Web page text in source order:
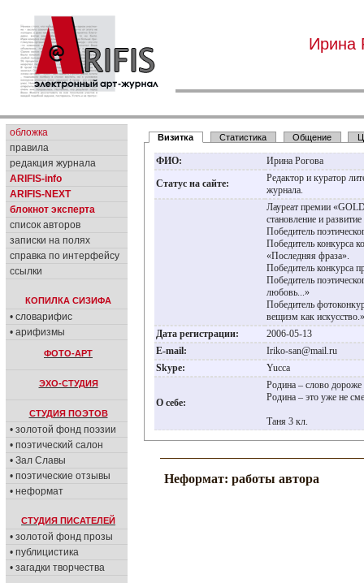
Ирина
обложка
правила
редакция журнала
ARIFIS-info
ARIFIS-NEXT
блокнот эксперта
список авторов
записки на полях
справка по интерфейсу
ссылки
КОПИЛКА СИЗИФА
• словарифис
• арифизмы
ФОТО-АРТ
ЭХО-СТУДИЯ
СТУДИЯ ПОЭТОВ
• золотой фонд поэзии
• поэтический салон
• Зал Славы
• поэтические отзывы
• неформат
СТУДИЯ ПИСАТЕЛЕЙ
• золотой фонд прозы
• публицистика
• загадки творчества
Визитка Статистика Общение
ФИО:
Ирина Рогова
Статус на сайте:
Редактор и куратор
журнала.
Лауреат премии
становление и
Победитель
Победитель конкурса
«Последняя фраза».
Победитель конкурса
Победитель
любовь...»
Победитель
вещизм как
Дата регистрации:
2006-05-13
E-mail:
Iriko-san@mail.ru
Skype:
Yucca
О себе:
Родина – слово дороже
Родина – это уже не
Таня 3 кл.
Неформат: работы автора